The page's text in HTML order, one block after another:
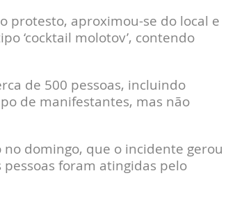
protesto, aproximou-se do local e
‘cocktail molotov’, contendo
de 500 pessoas, incluindo
de manifestantes, mas não
domingo, que o incidente gerou
foram atingidas pelo